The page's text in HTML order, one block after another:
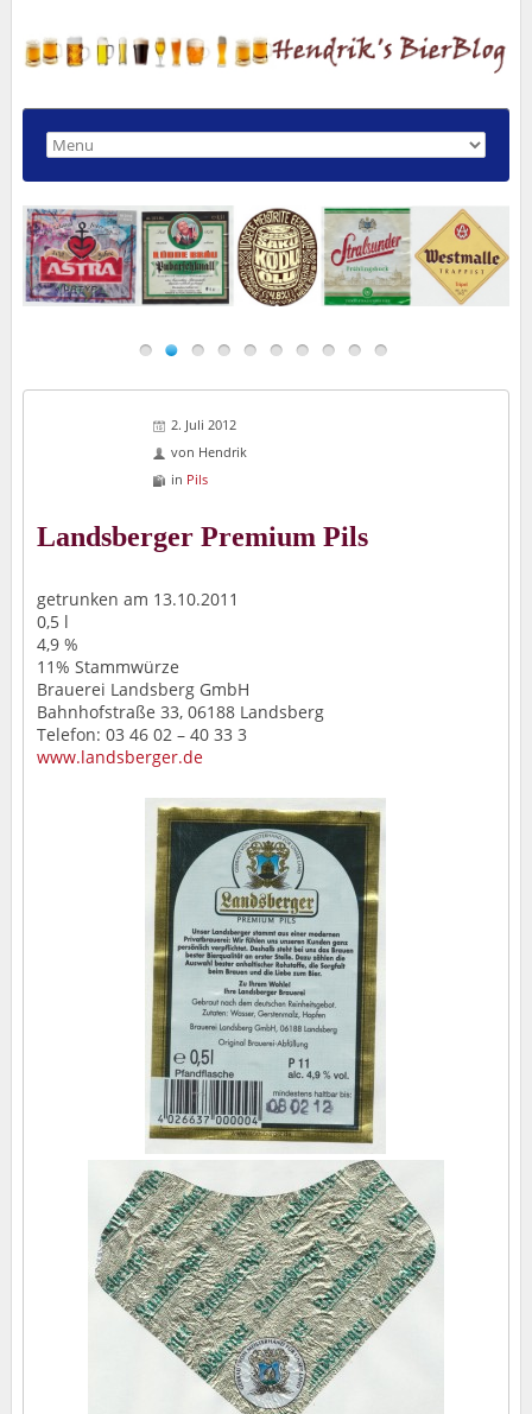
2. Juli 2012
von Hendrik
in Pils
Landsberger Premium Pils
getrunken am 13.10.2011
0,5 l
4,9 %
11% Stammwürze
Brauerei Landsberg GmbH
Bahnhofstraße 33, 06188 Landsberg
Telefon: 03 46 02 – 40 33 3
www.landsberger.de